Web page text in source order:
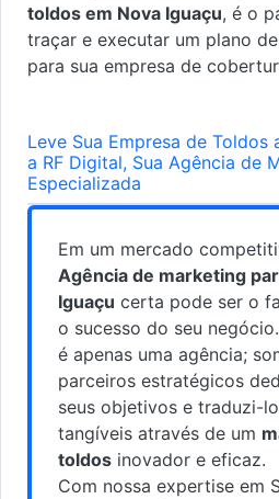
toldos em Nova Iguaçu, é o
traçar e executar um plano
para sua empresa de
Leve Sua Empresa de
a RF Digital, Sua Agência de
Especializada
Em um mercado
Agência de marketing
Iguaçu certa pode ser o
o sucesso do seu
é apenas uma agência;
parceiros estratégicos
seus objetivos e traduzi-
tangíveis através de um
toldos inovador e eficaz.
Com nossa expertise em